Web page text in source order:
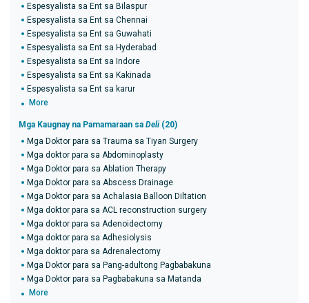
Espesyalista sa Ent sa Bilaspur
Espesyalista sa Ent sa Chennai
Espesyalista sa Ent sa Guwahati
Espesyalista sa Ent sa Hyderabad
Espesyalista sa Ent sa Indore
Espesyalista sa Ent sa Kakinada
Espesyalista sa Ent sa karur
More
Mga Kaugnay na Pamamaraan sa Deli (20)
Mga Doktor para sa Trauma sa Tiyan Surgery
Mga doktor para sa Abdominoplasty
Mga Doktor para sa Ablation Therapy
Mga Doktor para sa Abscess Drainage
Mga Doktor para sa Achalasia Balloon Diltation
Mga doktor para sa ACL reconstruction surgery
Mga doktor para sa Adenoidectomy
Mga doktor para sa Adhesiolysis
Mga doktor para sa Adrenalectomy
Mga Doktor para sa Pang-adultong Pagbabakuna
Mga Doktor para sa Pagbabakuna sa Matanda
More